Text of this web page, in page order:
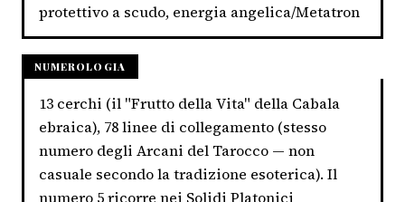
protettivo a scudo, energia angelica/Metatron
NUMEROLOGIA
13 cerchi (il "Frutto della Vita" della Cabala
ebraica), 78 linee di collegamento (stesso
numero degli Arcani del Tarocco — non
casuale secondo la tradizione esoterica). Il
numero 5 ricorre nei Solidi Platonici